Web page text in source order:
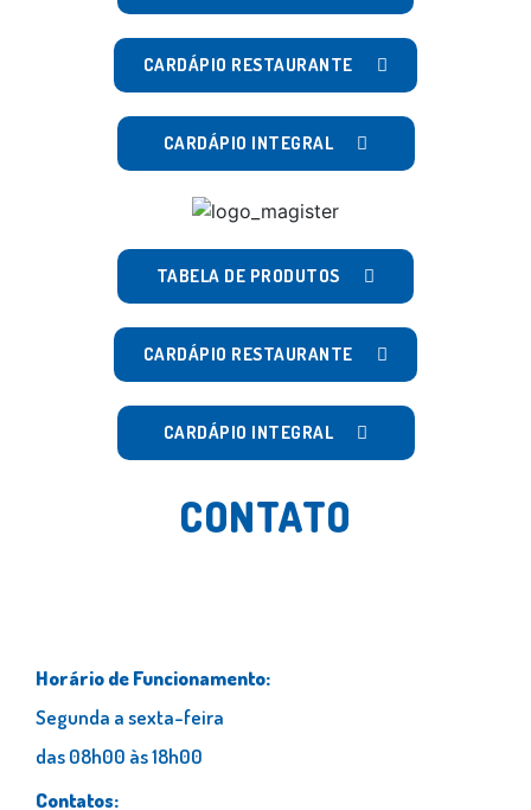
CARDÁPIO RESTAURANTE
CARDÁPIO INTEGRAL
TABELA DE PRODUTOS
CARDÁPIO RESTAURANTE
CARDÁPIO INTEGRAL
CONTATO
Horário de Funcionamento:
Segunda a sexta-feira
das 08h00 às 18h00
Contatos: